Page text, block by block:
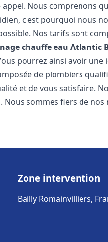
Nous comprenons
c'est pourquoi nous
Nos tarifs sont
chauffe eau Atlantic
pourrez ainsi avoir une
de plombiers
et de vous satisfaire.
Nous sommes fiers de
Zone intervention
Bailly Romainvilliers,